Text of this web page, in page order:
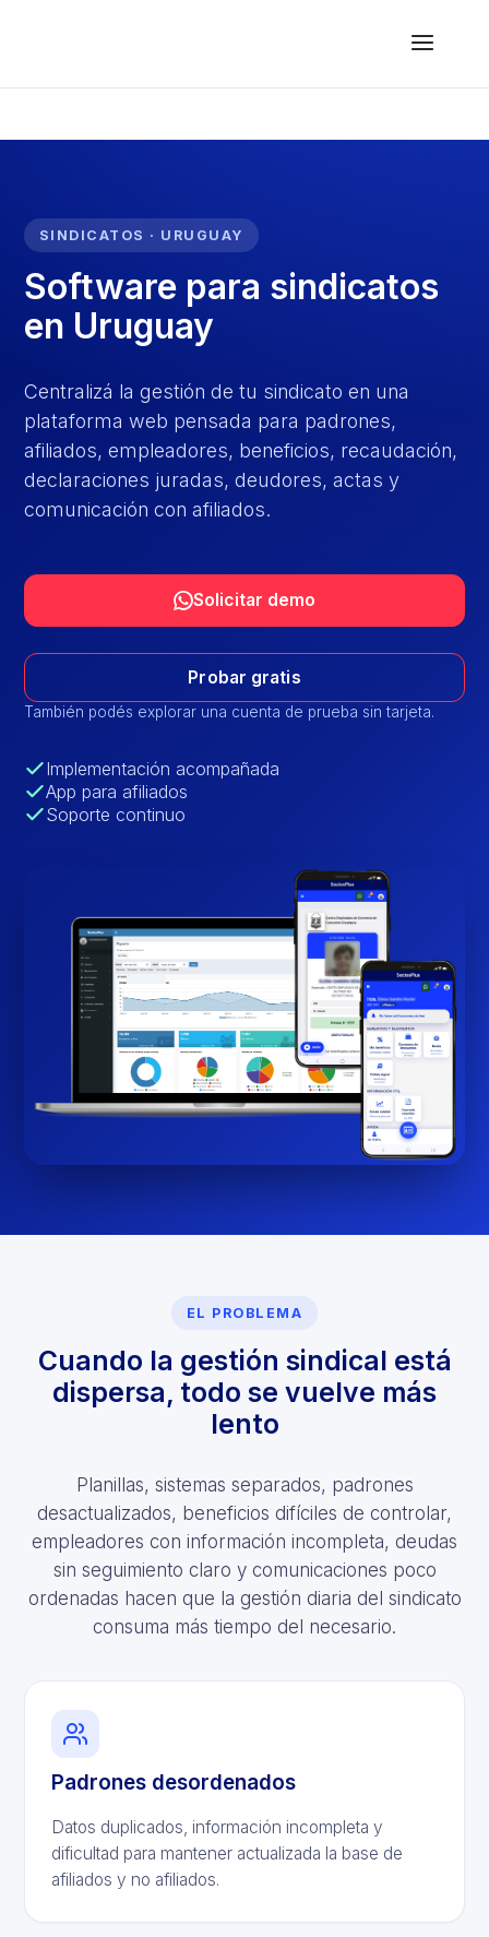
SINDICATOS · URUGUAY
Software para sindicatos
en Uruguay
Centralizá la gestión de tu sindicato en una
plataforma web pensada para padrones,
afiliados, empleadores, beneficios, recaudación,
declaraciones juradas, deudores, actas y
comunicación con afiliados.
Solicitar demo
Probar gratis
También podés explorar una cuenta de prueba sin tarjeta.
Implementación acompañada
App para afiliados
Soporte continuo
EL PROBLEMA
Cuando la gestión sindical está
dispersa, todo se vuelve más
lento
Planillas, sistemas separados, padrones
desactualizados, beneficios difíciles de controlar,
empleadores con información incompleta, deudas
sin seguimiento claro y comunicaciones poco
ordenadas hacen que la gestión diaria del sindicato
consuma más tiempo del necesario.
Padrones desordenados
Datos duplicados, información incompleta y
dificultad para mantener actualizada la base de
afiliados y no afiliados.